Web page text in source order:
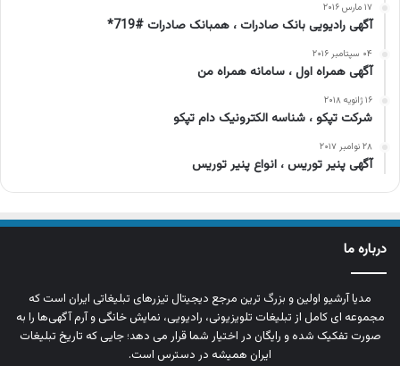
۱۷ مارس ۲۰۱۶
آگهی رادیویی بانک صادرات ، همبانک صادرات #719*
۰۴ سپتامبر ۲۰۱۶
آگهی همراه اول ، سامانه همراه من
۱۶ ژانویه ۲۰۱۸
شرکت تپکو ، شناسه الکترونیک دام تپکو
۲۸ نوامبر ۲۰۱۷
آگهی پنیر توریس ، انواع پنیر توریس
درباره ما
مدیا آرشیو اولین و بزرگ‌ ترین مرجع دیجیتال تیزرهای تبلیغاتی ایران است که
مجموعه‌ ای کامل از تبلیغات تلویزیونی، رادیویی، نمایش خانگی و آرم‌ آگهی‌ها را به‌
صورت تفکیک‌ شده و رایگان در اختیار شما قرار می‌ دهد؛ جایی که تاریخ تبلیغات
ایران همیشه در دسترس است.